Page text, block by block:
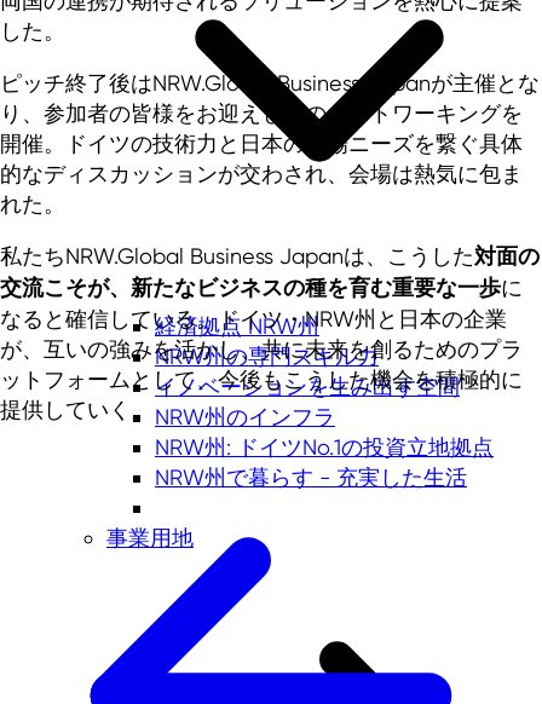
経済拠点 NRW州
NRW州の専門スキル力
イノベーションを生み出す空間
NRW州のインフラ
NRW州: ドイツNo.1の投資立地拠点
NRW州で暮らす - 充実した生活
事業用地
した。
ピッチ終了後はNRW.Global Business Japanが主催とな
り、参加者の皆様をお迎えしてのネットワーキングを
開催。ドイツの技術力と日本の市場ニーズを繋ぐ具体
的なディスカッションが交わされ、会場は熱気に包ま
れた。
私たちNRW.Global Business Japanは、こうした対面の
交流こそが、新たなビジネスの種を育む重要な一歩に
なると確信している。ドイツ・NRW州と日本の企業
が、互いの強みを活かし、共に未来を創るためのプラ
ットフォームとして、今後もこうした機会を積極的に
提供していく。